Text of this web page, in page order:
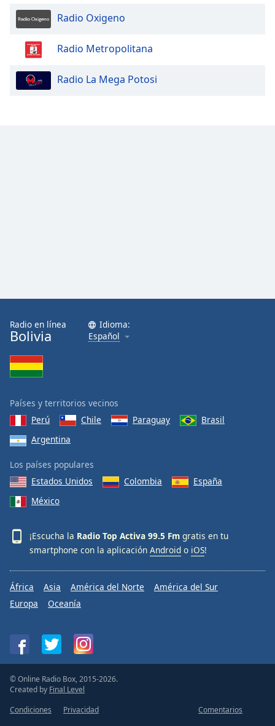
Radio Oxigeno
Radio Metropolitana
Radio La Mega Potosi
Radio en línea
Bolivia
Idioma:
Español
Países y territorios vecinos
Perú
Chile Paraguay
Brasil
Argentina
Los países populares
Estados Unidos
Colombia
España
México
¡Escucha la Radio Top Activa 99.5 Fm gratis en tu
smartphone con la aplicación Android o iOS!
África Asia América del Norte
América del Sur
Europa
Oceanía
© Online Radio Box, 2015-2026.
Created by Final Level
Condiciones
Privacidad
Comentarios